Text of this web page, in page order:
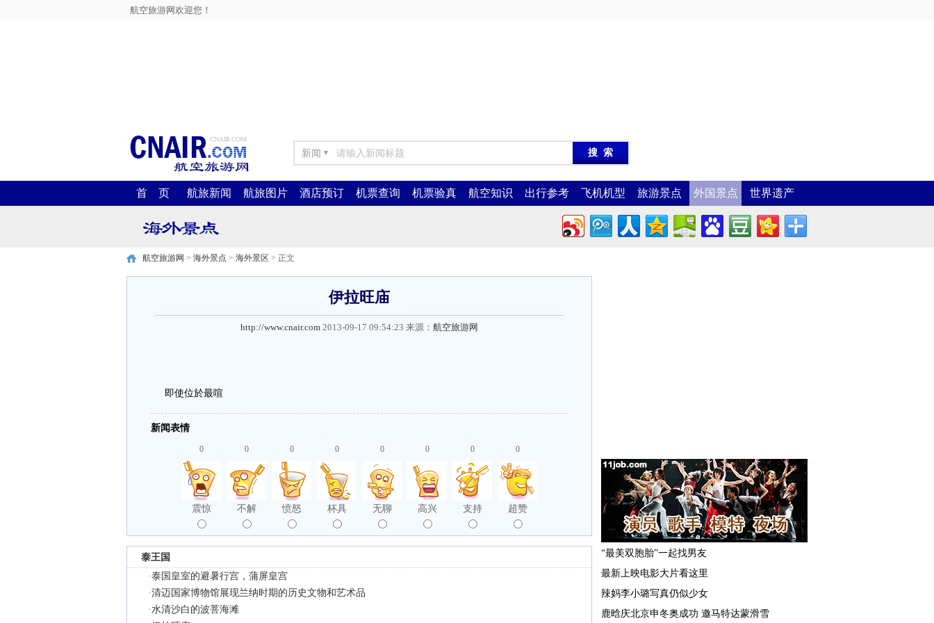
航空旅游网欢迎您！
新闻 ▼
首 页 航旅新闻 航旅图片 酒店预订 机票查询 机票验真 航空知识 出行参考 飞机机型 旅游景点 外国景点 世界遗产
航空旅游网 > 海外景点 > 海外景区 > 正文
伊拉旺庙
http://www.cnair.com 2013-09-17 09:54:23 来源： 航空旅游网
即使位於最喧
新闻表情
0
震惊
0
不解
0
愤怒
0
杯具
0
无聊
0
高兴
0
支持
0
超赞
泰王国
·泰国皇室的避暑行宫，蒲屏皇宫
·清迈国家博物馆展现兰纳时期的历史文物和艺术品
·水清沙白的波菩海滩